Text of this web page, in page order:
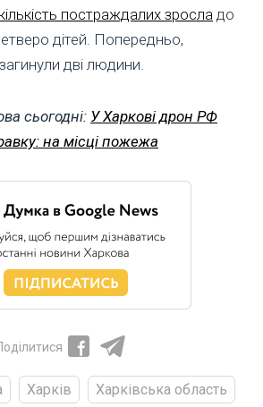
постраждалих зросладо
дітей. Попередньо,
дві людини.
сьогодні: У Харкові дрон РФ
на місці пожежа
Харків
Харківська область